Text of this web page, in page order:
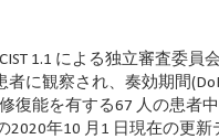
1.1 による独立審査委
者に観察され、奏効期間
復能を有する67 人の患者
2020年10 月1 日現在の更